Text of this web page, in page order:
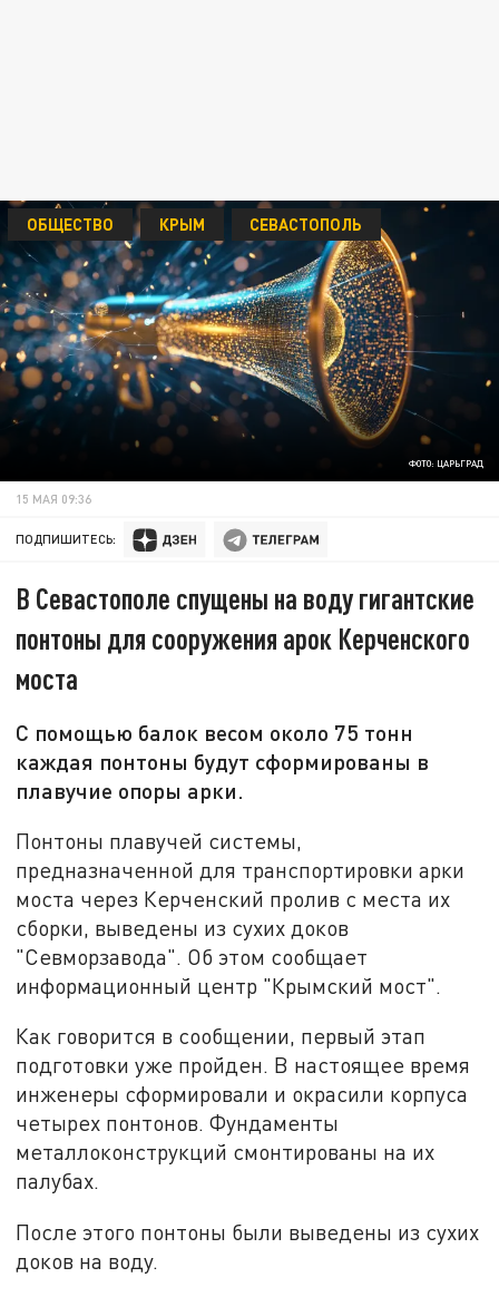
ФОТО: ЦАРЬГРАД
ОБЩЕСТВО КРЫМ СЕВАСТОПОЛЬ
15 МАЯ 09:36
ПОДПИШИТЕСЬ:
В Севастополе спущены на воду гигантские
понтоны для сооружения арок Керченского
моста
С помощью балок весом около 75 тонн
каждая понтоны будут сформированы в
плавучие опоры арки.
Понтоны плавучей системы,
предназначенной для транспортировки арки
моста через Керченский пролив с места их
сборки, выведены из сухих доков
"Севморзавода". Об этом сообщает
информационный центр "Крымский мост".
Как говорится в сообщении, первый этап
подготовки уже пройден. В настоящее время
инженеры сформировали и окрасили корпуса
четырех понтонов. Фундаменты
металлоконструкций смонтированы на их
палубах.
После этого понтоны были выведены из сухих
доков на воду.